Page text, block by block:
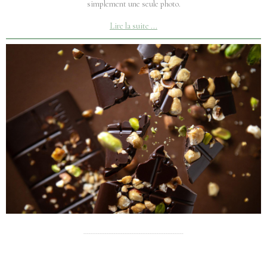
simplement une seule photo.
Lire la suite ...
--------------------------------------------------------